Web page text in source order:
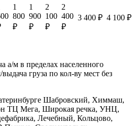
1
800
₽
1
900
₽
2
100
₽
2
400
₽
3 400 ₽ 4 100 ₽
а/м в пределах населенного
груза по кол-ву мест без
Шабровский, Химмаш,
ТЦ Мега, Широкая речка, УНЦ,
Лечебный, Кольцово,